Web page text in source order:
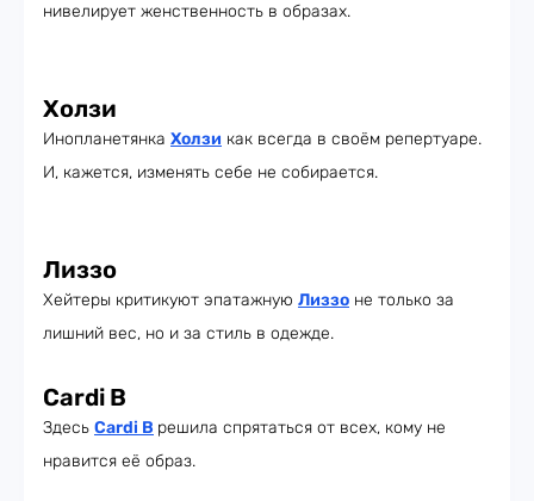
нивелирует женственность в образах.
Холзи
Инопланетянка Холзи как всегда в своём репертуаре.
И, кажется, изменять себе не собирается.
Лиззо
Хейтеры критикуют эпатажную Лиззо не только за
лишний вес, но и за стиль в одежде.
Cardi B
Здесь Cardi B решила спрятаться от всех, кому не
нравится её образ.